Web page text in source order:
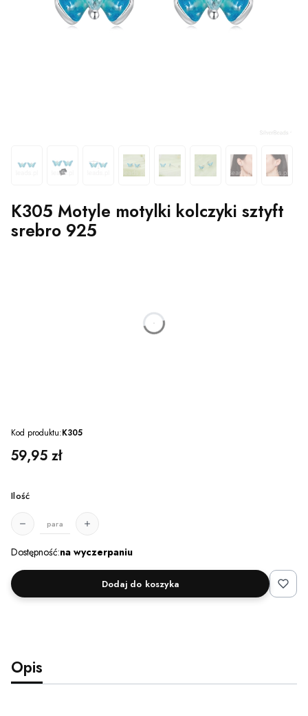
K305 Motyle motylki kolczyki sztyft
srebro 925
Kod produktu:K305
Cena
59,95 zł
Ilość
para
Dostępność:na wyczerpaniu
Dodaj do koszyka
Opis